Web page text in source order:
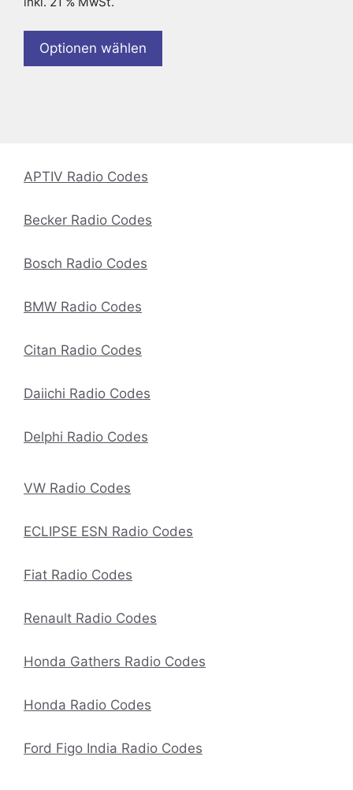
Optionen wählen
APTIV Radio Codes
Becker Radio Codes
Bosch Radio Codes
BMW Radio Codes
Citan Radio Codes
Daiichi Radio Codes
Delphi Radio Codes
VW Radio Codes
ECLIPSE ESN Radio Codes
Fiat Radio Codes
Renault Radio Codes
Honda Gathers Radio Codes
Honda Radio Codes
Ford Figo India Radio Codes